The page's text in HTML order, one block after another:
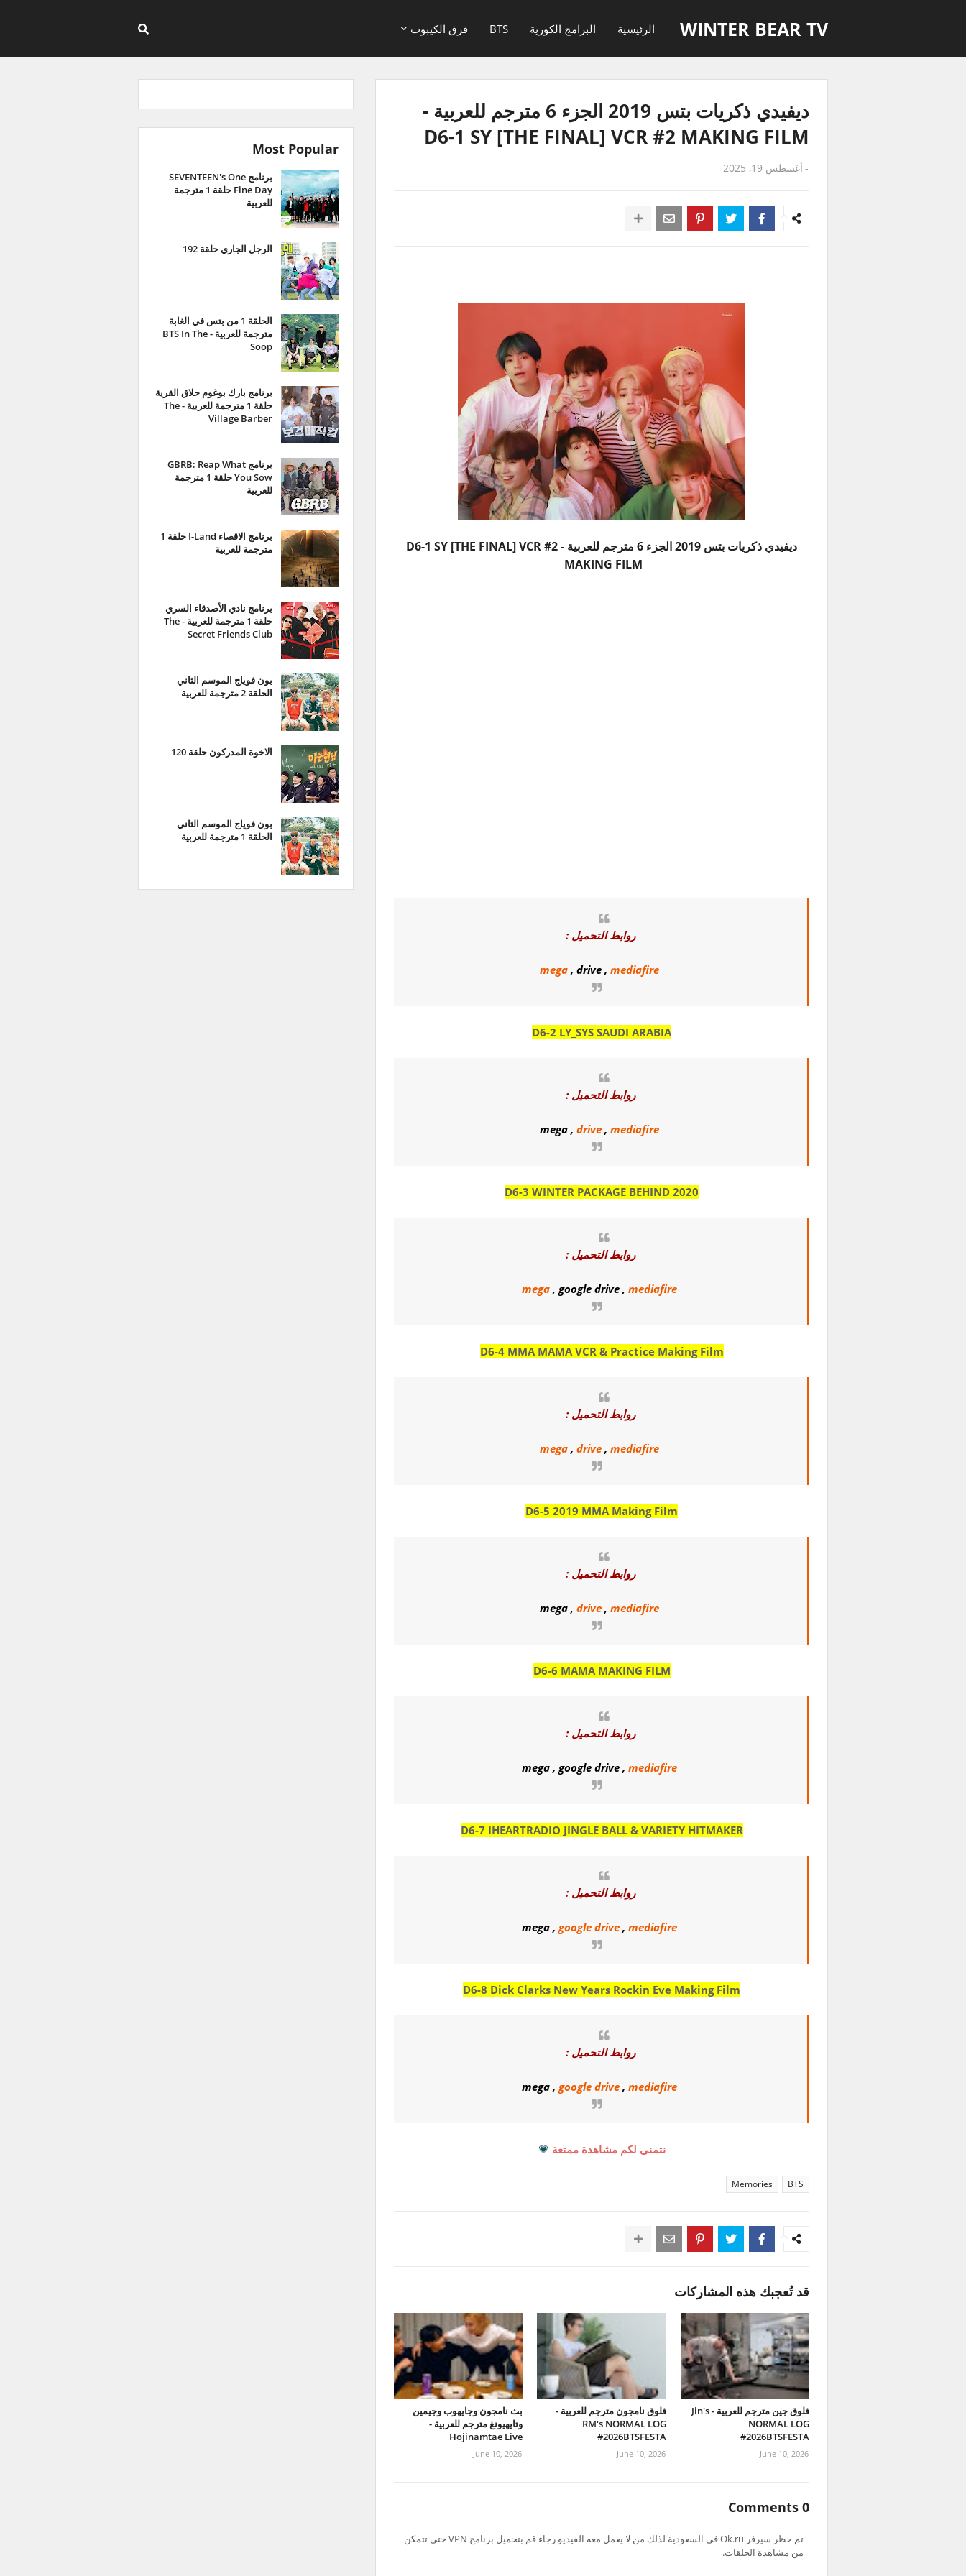
WINTER BEAR TV الرئيسية البرامج الكورية BTS فرق الكيبوب
ديفيدي ذكريات بتس 2019 الجزء 6 مترجم للعربية -
D6-1 SY [THE FINAL] VCR #2 MAKING FILM
- أغسطس 19, 2025
ديفيدي ذكريات بتس 2019 الجزء 6 مترجم للعربية - D6-1 SY [THE FINAL] VCR #2
MAKING FILM
روابط التحميل :
mega , drive , mediafire
D6-2 LY_SYS SAUDI ARABIA
روابط التحميل :
mega , drive , mediafire
D6-3 WINTER PACKAGE BEHIND 2020
روابط التحميل :
mega , google drive , mediafire
D6-4 MMA MAMA VCR & Practice Making Film
روابط التحميل :
mega , drive , mediafire
D6-5 2019 MMA Making Film
روابط التحميل :
mega , drive , mediafire
D6-6 MAMA MAKING FILM
روابط التحميل :
mega , google drive , mediafire
D6-7 IHEARTRADIO JINGLE BALL & VARIETY HITMAKER
روابط التحميل :
mega , google drive , mediafire
D6-8 Dick Clarks New Years Rockin Eve Making Film
روابط التحميل :
mega , google drive , mediafire
نتمنى لكم مشاهدة ممتعة 💗
BTS
Memories
قد تُعجبك هذه المشاركات
فلوق جين مترجم للعربية - Jin's
NORMAL LOG
#2026BTSFESTA
June 10, 2026
فلوق نامجون مترجم للعربية -
RM's NORMAL LOG
#2026BTSFESTA
June 10, 2026
بث نامجون وجايهوب وجيمين
وتايهيونغ مترجم للعربية -
Hojinamtae Live
June 10, 2026
0 Comments
تم حظر سيرفر Ok.ru في السعودية لذلك من لا يعمل معه الفيديو رجاء قم بتحميل برنامج VPN حتى تتمكن
من مشاهدة الحلقات.
Most Popular
برنامج SEVENTEEN's One
Fine Day حلقة 1 مترجمة
للعربية
الرجل الجاري حلقة 192
الحلقة 1 من بتس في الغابة
مترجمة للعربية - BTS In The
Soop
برنامج بارك بوغوم حلاق القرية
حلقة 1 مترجمة للعربية - The
Village Barber
برنامج GBRB: Reap What
You Sow حلقة 1 مترجمة
للعربية
برنامج الاقصاء I-Land حلقة 1
مترجمة للعربية
برنامج نادي الأصدقاء السري
حلقة 1 مترجمة للعربية - The
Secret Friends Club
بون فوياج الموسم الثاني
الحلقة 2 مترجمة للعربية
الاخوة المدركون حلقة 120
بون فوياج الموسم الثاني
الحلقة 1 مترجمة للعربية